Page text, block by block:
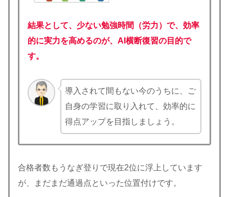
結果として、少ない勉強時間（労力）で、効率
的に実力を高めるのが、AI横断復習の目的で
す。
導入されて間もない今のうちに、ご
自身の学習に取り入れて、効率的に
得点アップを目指しましょう。
合格者数もうなぎ登りで現在2位に浮上しています
が、まだまだ通過点といった位置付けです。